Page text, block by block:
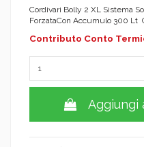
Cordivari Bolly 2 XL Sistema
ForzataCon Accumulo 300 Lt
Contributo Conto
Aggiungi